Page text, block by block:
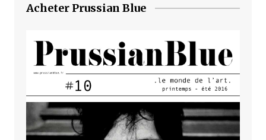
Acheter Prussian Blue